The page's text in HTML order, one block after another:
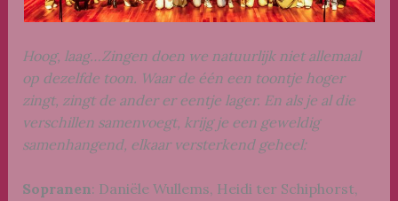
Hoog, laag…Zingen doen we natuurlijk niet allemaal
op dezelfde toon. Waar de één een toontje hoger
zingt, zingt de ander er eentje lager. En als je al die
verschillen samenvoegt, krijg je een geweldig
samenhangend, elkaar versterkend geheel:
Sopranen: Daniële Wullems, Heidi ter Schiphorst,